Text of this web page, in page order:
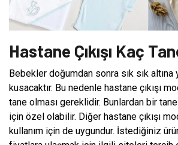
Hastane Çıkışı Kaç
Bebekler doğumdan sonra sık sık altına
kusacaktır. Bu nedenle hastane çıkışı
tane olması gereklidir. Bunlardan bir
için özel olabilir. Diğer hastane çıkışı
kullanım için de uygundur. İstediğiniz